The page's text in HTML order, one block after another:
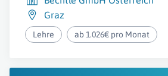
Graz
Lehre ab 1.026€ pro Monat